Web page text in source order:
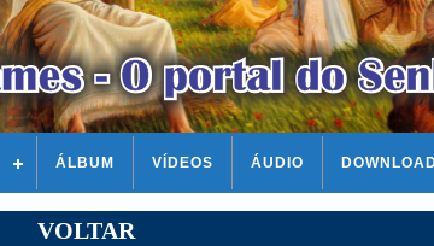
ÁLBUM VÍDEOS ÁUDIO
VOLTAR